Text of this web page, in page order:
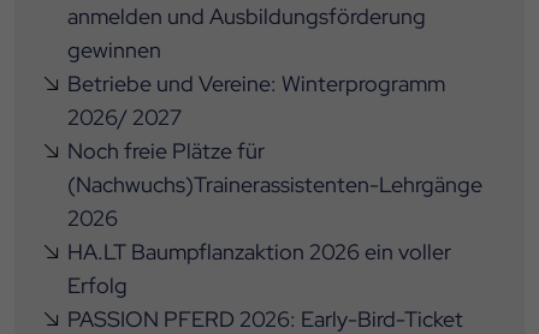
anmelden und Ausbildungsförderung
gewinnen
Betriebe und Vereine: Winterprogramm
2026/ 2027
Noch freie Plätze für
(Nachwuchs)Trainerassistenten-Lehrgänge
2026
HA.LT Baumpflanzaktion 2026 ein voller
Erfolg
PASSION PFERD 2026: Early-Bird-Ticket